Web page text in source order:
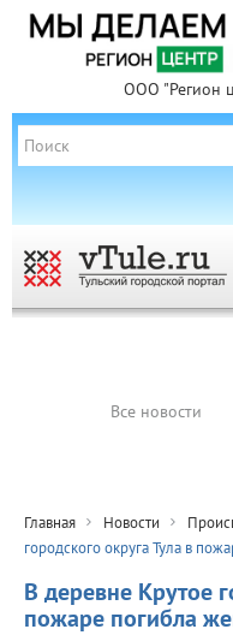
ООО "Регион
Все новости
Главная Новости
городского округа Тула в
В деревне Крутое
пожаре погибла